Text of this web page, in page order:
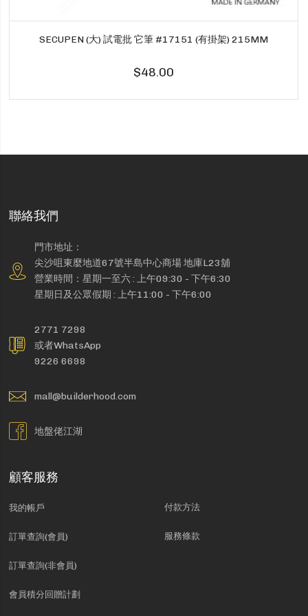
SECUPEN (大) 試電批 它筆 #17151 (有掛架) 215MM
$48.00
聯絡我們
門市地址：
尖沙咀東麼地道67號半島中心商場 地庫L23舖
營業時間：星期一至六 : 上午09:30 - 下午6:30
星期日及公眾假期 : 上午11:00 - 下午6:00
2771 7298
或者WhatsApp
9226 6698
mall@builderhood.com
地盤佬江湖
顧客服務
我的帳戶
訂單查詢(會員)
訂單查詢(非會員)
會員積分回贈計劃
付款方法
服務條款